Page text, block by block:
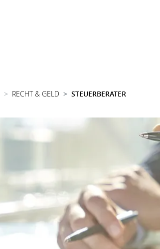
RECHT & GELD STEUERBERATER